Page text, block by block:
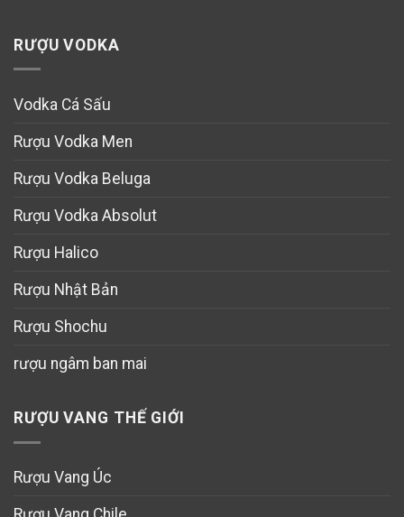
RƯỢU VODKA
Vodka Cá Sấu
Rượu Vodka Men
Rượu Vodka Beluga
Rượu Vodka Absolut
Rượu Halico
Rượu Nhật Bản
Rượu Shochu
rượu ngâm ban mai
RƯỢU VANG THẾ GIỚI
Rượu Vang Úc